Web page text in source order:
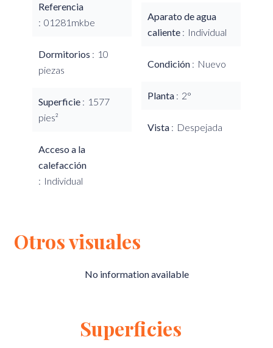
Referencia
01281mkbe
Dormitorios
10
piezas
Superficie
1577
pies²
Acceso a la
calefacción
Individual
Aparato de agua
caliente
Individual
Condición Nuevo
Planta 2°
Vista Despejada
Otros visuales
No information available
Superficies